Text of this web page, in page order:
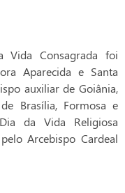
Consagrada foi
Aparecida e Santa
auxiliar de Goiânia,
Brasília, Formosa e
da Vida Religiosa
Arcebispo Cardeal